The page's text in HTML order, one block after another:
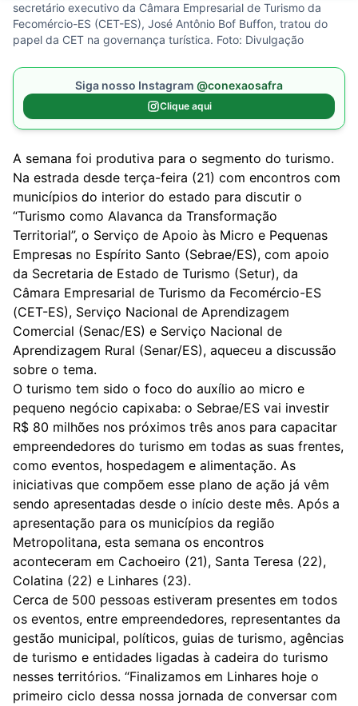
secretário executivo da Câmara Empresarial de Turismo da
Fecomércio-ES (CET-ES), José Antônio Bof Buffon, tratou do
papel da CET na governança turística. Foto: Divulgação
Siga nosso Instagram @conexaosafra
Clique aqui
A semana foi produtiva para o segmento do turismo.
Na estrada desde terça-feira (21) com encontros com
municípios do interior do estado para discutir o
“Turismo como Alavanca da Transformação
Territorial”, o Serviço de Apoio às Micro e Pequenas
Empresas no Espírito Santo (Sebrae/ES), com apoio
da Secretaria de Estado de Turismo (Setur), da
Câmara Empresarial de Turismo da Fecomércio-ES
(CET-ES), Serviço Nacional de Aprendizagem
Comercial (Senac/ES) e Serviço Nacional de
Aprendizagem Rural (Senar/ES), aqueceu a discussão
sobre o tema.
O turismo tem sido o foco do auxílio ao micro e
pequeno negócio capixaba: o Sebrae/ES vai investir
R$ 80 milhões nos próximos três anos para capacitar
empreendedores do turismo em todas as suas frentes,
como eventos, hospedagem e alimentação. As
iniciativas que compõem esse plano de ação já vêm
sendo apresentadas desde o início deste mês. Após a
apresentação para os municípios da região
Metropolitana, esta semana os encontros
aconteceram em Cachoeiro (21), Santa Teresa (22),
Colatina (22) e Linhares (23).
Cerca de 500 pessoas estiveram presentes em todos
os eventos, entre empreendedores, representantes da
gestão municipal, políticos, guias de turismo, agências
de turismo e entidades ligadas à cadeira do turismo
nesses territórios. “Finalizamos em Linhares hoje o
primeiro ciclo dessa nossa jornada de conversar com